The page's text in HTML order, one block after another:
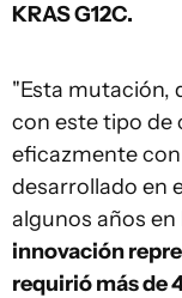
KRAS G12C.
"Esta mutación,
con este tipo de
eficazmente con
desarrollado en
algunos años en
innovación
requirió más de